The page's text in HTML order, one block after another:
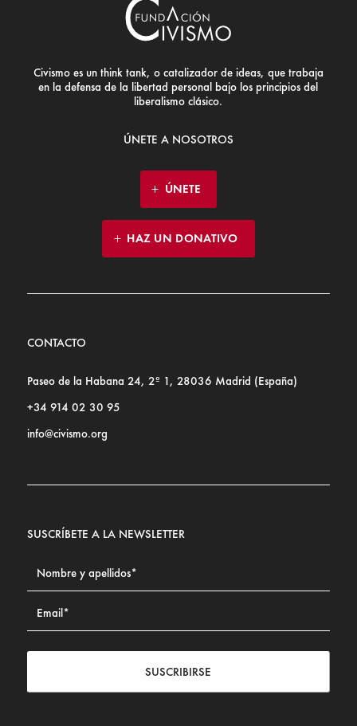
Civismo es un think tank, o catalizador de ideas, que trabaja
en la defensa de la libertad personal bajo los principios del
liberalismo clásico.
ÚNETE A NOSOTROS
ÚNETE
HAZ UN DONATIVO
CONTACTO
Paseo de la Habana 24, 2º 1, 28036 Madrid (España)
+34 914 02 30 95
info@civismo.org
SUSCRÍBETE A LA NEWSLETTER
SUSCRIBIRSE